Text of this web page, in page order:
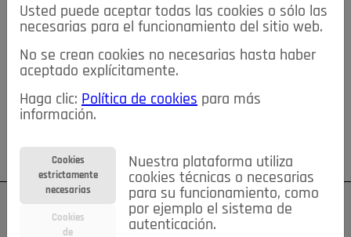
≡NOTICIAS
NOTICIAS SERVICIOS DE INTERÉS
TABLÓN DE ANUNCIOS MIS ANUNCIOS CONTACTO
NOSOTROS
Su cuenta Regístrese ¿Olvidó su contraseña?
Usted puede aceptar todas las cookies o sólo las
necesarias para el funcionamiento del sitio web.
No se crean cookies no necesarias hasta haber
aceptado explícitamente.
Haga clic: Política de cookies para más
información.
Cookies
estrictamente
necesarias
Cookies
de
Nuestra plataforma utiliza
cookies técnicas o necesarias
para su funcionamiento, como
por ejemplo el sistema de
autenticación.